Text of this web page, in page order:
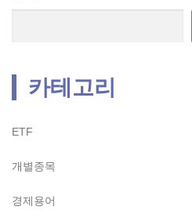
카테고리
ETF
개별종목
경제용어